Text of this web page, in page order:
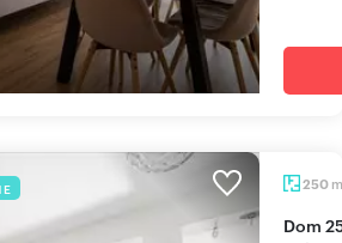
250 m
Dom 250 m² z tarasem i ogródkiem w Wawer -